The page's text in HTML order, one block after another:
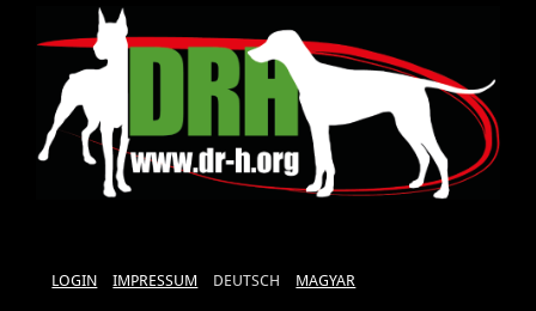
LOGIN IMPRESSUM DEUTSCH MAGYAR